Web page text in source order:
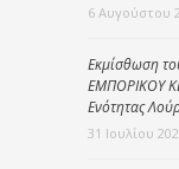
6 Αυγούστου
Εκμίσθωση
ΕΜΠΟΡΙΚΟΥ
Ενότητας
31 Ιουλίου